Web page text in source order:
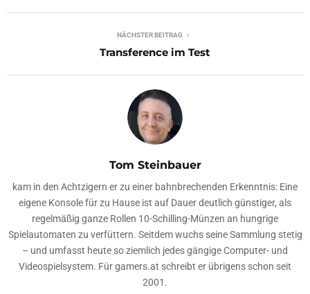
NÄCHSTER BEITRAG
Transference im Test
Tom Steinbauer
kam in den Achtzigern er zu einer bahnbrechenden Erkenntnis: Eine
eigene Konsole für zu Hause ist auf Dauer deutlich günstiger, als
regelmäßig ganze Rollen 10-Schilling-Münzen an hungrige
Spielautomaten zu verfüttern. Seitdem wuchs seine Sammlung stetig
– und umfasst heute so ziemlich jedes gängige Computer- und
Videospielsystem. Für gamers.at schreibt er übrigens schon seit
2001.